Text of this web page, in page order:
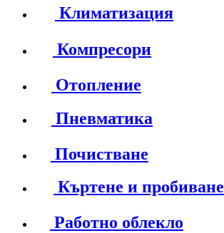
Климатизация
Компресори
Отопление
Пневматика
Почистване
Къртене и пробиване
Работно облекло